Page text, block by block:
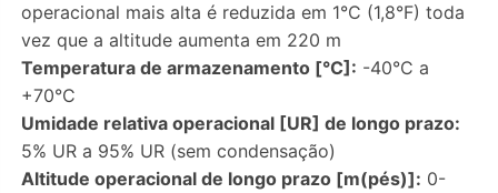
operacional mais alta é reduzida em 1°C (1,8°F) toda
vez que a altitude aumenta em 220 m
Temperatura de armazenamento [°C]: -40°C a
+70°C
Umidade relativa operacional [UR] de longo prazo:
5% UR a 95% UR (sem condensação)
Altitude operacional de longo prazo [m(pés)]: 0-